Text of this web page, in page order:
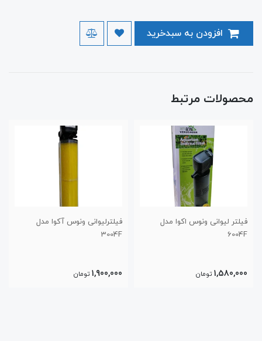
محصولات مرتبط
فیلترلیوانی ونوس آکوا مدل
1,900,000
فیلترلیوانی ونوس اکوا مدل 6007F
1,800,000